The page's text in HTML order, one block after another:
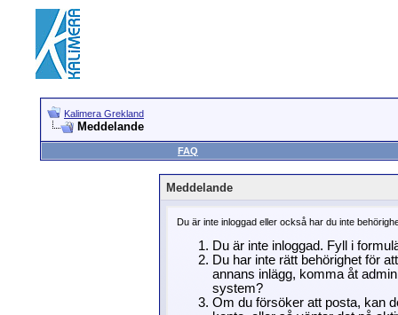
Kalimera Grekland
Meddelande
FAQ
Meddelande
Du är inte inloggad eller också har du inte
Du är inte inloggad. Fyll i
Du har inte rätt behörighet för
annans inlägg, komma åt
system?
Om du försöker att posta, kan